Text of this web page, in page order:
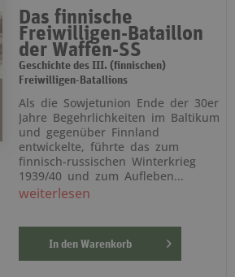
Das finnische
Freiwilligen-Bataillon
der Waffen-SS
Geschichte des III. (finnischen)
Freiwilligen-Batallions
Als die Sowjetunion Ende der 30er
Jahre Begehrlichkeiten im Baltikum
und gegenüber Finnland
entwickelte, führte das zum
finnisch-russischen Winterkrieg
1939/40 und zum Aufleben...
weiterlesen
In den Warenkorb